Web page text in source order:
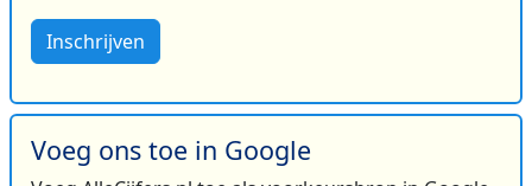
Inschrijven
Voeg ons toe in Google